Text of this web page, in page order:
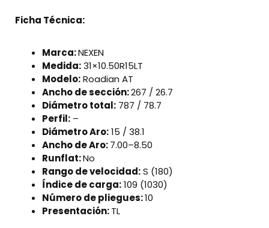
Ficha Técnica:
Marca:NEXEN
Medida:31×10.50R15LT
Modelo:Roadian AT
Ancho de sección:267 / 26.7
Diámetro total: 787 / 78.7
Perfil: –
Diámetro Aro:15 / 38.1
Ancho de Aro:7.00–8.50
Runflat:No
Rango de velocidad:S (180)
Índice de carga:109 (1030)
Número de pliegues:10
Presentación:TL